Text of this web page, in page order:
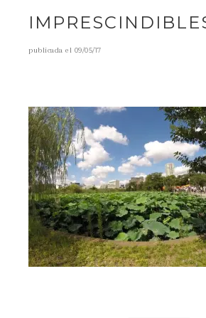
publicada el 09/05/17